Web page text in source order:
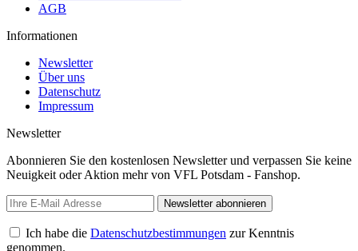
AGB
Informationen
Newsletter
Über uns
Datenschutz
Impressum
Newsletter
Abonnieren Sie den kostenlosen Newsletter und verpassen Sie keine
Neuigkeit oder Aktion mehr von VFL Potsdam - Fanshop.
Newsletter abonnieren
Ich habe die Datenschutzbestimmungen zur Kenntnis
genommen.